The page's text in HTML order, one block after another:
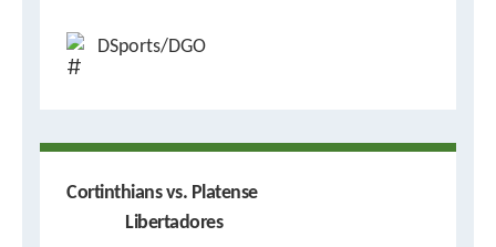
DSports/DGO
Cortinthians vs. Platense
Libertadores